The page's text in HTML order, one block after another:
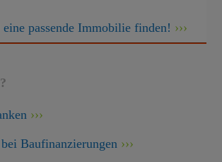
passende Immobilie finden!
Baufinanzierungen